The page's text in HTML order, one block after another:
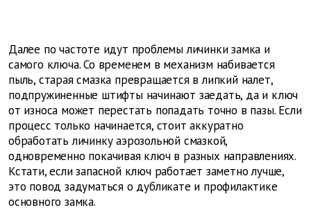
Далее по частоте идут проблемы личинки замка и
самого ключа. Со временем в механизм набивается
пыль, старая смазка превращается в липкий налет,
подпружиненные штифты начинают заедать, да и ключ
от износа может перестать попадать точно в пазы. Если
процесс только начинается, стоит аккуратно
обработать личинку аэрозольной смазкой,
одновременно покачивая ключ в разных направлениях.
Кстати, если запасной ключ работает заметно лучше,
это повод задуматься о дубликате и профилактике
основного замка.